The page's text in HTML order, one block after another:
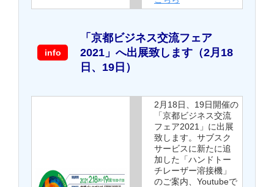
info
「京都ビジネス交流フェア
2021」へ出展致します（2月18
日、19日）
2月18日、19日開催の
「京都ビジネス交流
フェア2021」に出展
致します。サブスク
サービスに新たに追
加した「ハンドトー
チレーザー溶接機」
のご案内、Youtubeで